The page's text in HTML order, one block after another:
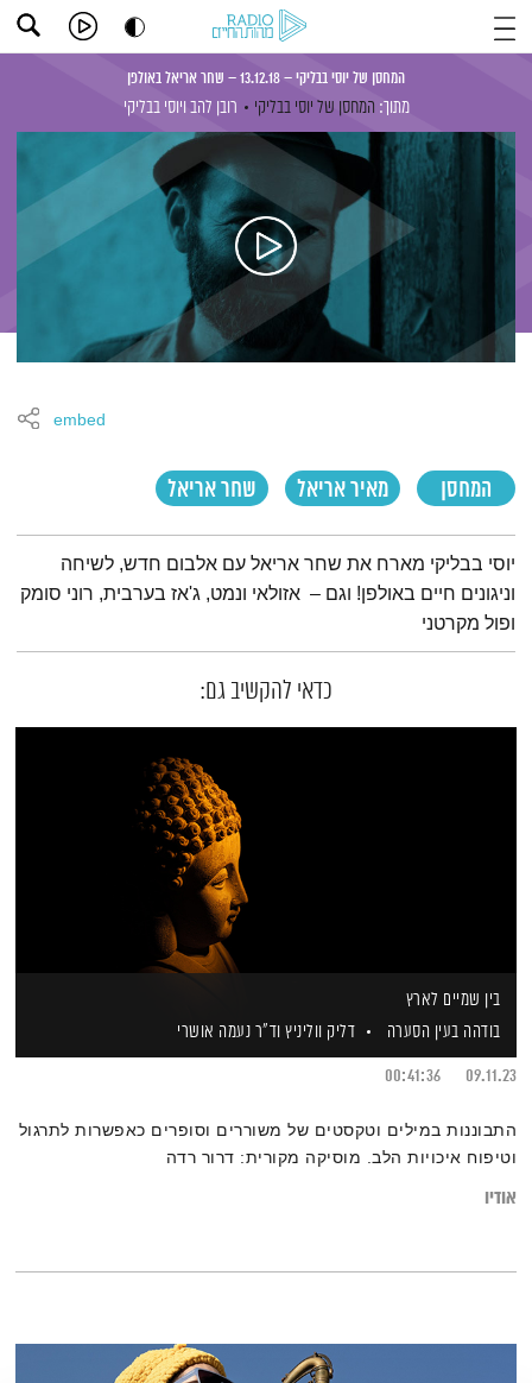
המחסן של יוסי בבליקי – 13.12.18 – שחר אריאל באולפן
מתוך: המחסן של יוסי בבליקי רובן להב ויוסי בבליקי
המחסן מאיר אריאל שחר אריאל
embed
תמצית הפודקאסט
יוסי בבליקי מארח את שחר אריאל עם אלבום חדש, לשיחה
וניגונים חיים באולפן! וגם – אזולאי ונמט, ג'אז בערבית, רוני סומק
ופול מקרטני
כדאי להקשיב גם:
בין שמיים לארץ
בודהה בעין הסערה
דליק ווליניץ וד"ר נעמה אושרי
09.11.23
00:41:36
התבוננות במילים וטקסטים של משוררים וסופרים כאפשרות לתרגול
וטיפוח איכויות הלב. מוסיקה מקורית: דרור רדה
אודיו